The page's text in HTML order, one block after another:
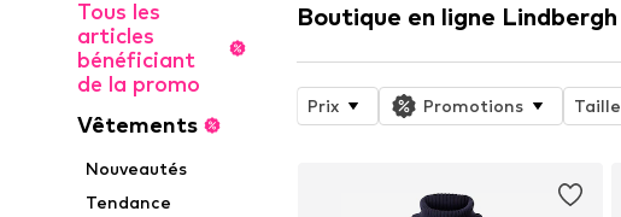
Tous les
articles
bénéficiant
de la promo
Vêtements
Nouveautés
Tendance
Boutique en ligne Lindbergh
Prix Promotions Taille